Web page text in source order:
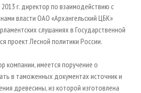
г. директор по взаимодействию с
власти ОАО «Архангельский ЦБК»
слушаниях в Государственной
проект Лесной политики России.
компании, имеется поручение о
в таможенных документах источник и
древесины, из которой изготовлена